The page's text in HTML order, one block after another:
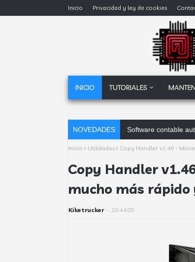
Inicio Privacidad y ley de cookies
INICIO TUTORIALES
NOVEDADES Software contable
Inicio Utilidades Copy Handler v1.46 -
Copy Handler
mucho más
Kiketrucker - 20:44:00